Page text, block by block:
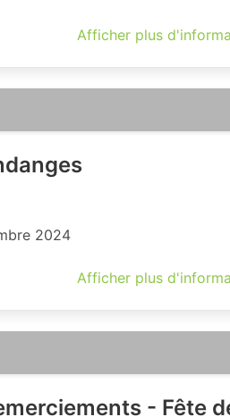
Afficher plus
2024
Afficher plus
- Fête